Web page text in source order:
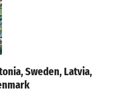
Sweden, Latvia,